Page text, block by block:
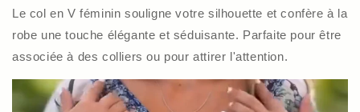
Le col en V féminin souligne votre silhouette et confère à la
robe une touche élégante et séduisante. Parfaite pour être
associée à des colliers ou pour attirer l'attention.